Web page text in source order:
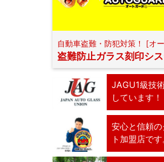
自動車盗難・防犯対策！ [オ
盗難防止ガラス刻印シ
JAGU1級技
しています！
安心と信頼
ト加盟店です